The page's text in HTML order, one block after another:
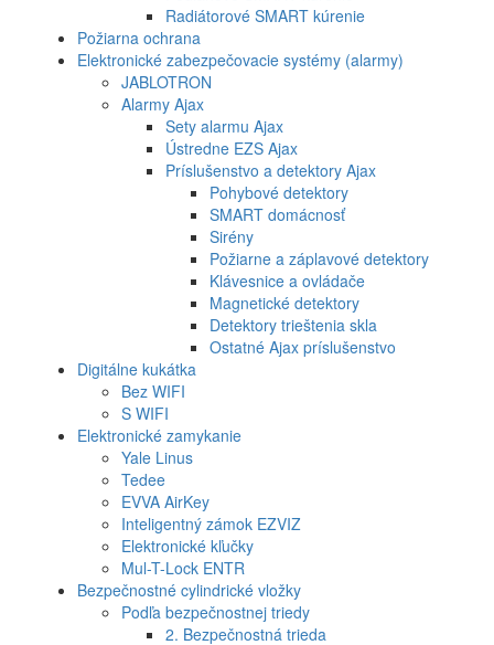
Radiátorové SMART kúrenie
Požiarna ochrana
Elektronické zabezpečovacie systémy (alarmy)
JABLOTRON
Alarmy Ajax
Sety alarmu Ajax
Ústredne EZS Ajax
Príslušenstvo a detektory Ajax
Pohybové detektory
SMART domácnosť
Sirény
Požiarne a záplavové detektory
Klávesnice a ovládače
Magnetické detektory
Detektory trieštenia skla
Ostatné Ajax príslušenstvo
Digitálne kukátka
Bez WIFI
S WIFI
Elektronické zamykanie
Yale Linus
Tedee
EVVA AirKey
Inteligentný zámok EZVIZ
Elektronické kľučky
Mul-T-Lock ENTR
Bezpečnostné cylindrické vložky
Podľa bezpečnostnej triedy
2. Bezpečnostná trieda